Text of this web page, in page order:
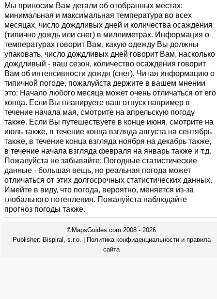
Мы приносим Вам детали об отобранных местах:
минимальная и максимальная температура во всех
месяцах, число дождливых дней и количества осаждения
(типично дождь или снег) в миллиметрах. Информация о
температурах говорит Вам, какую одежду Вы должны
упаковать, число дождливых дней говорит Вам, насколько
дождливый - ваш сезон, количество осаждения говорит
Вам об интенсивности дождя (снег). Читая информацию о
типичной погоде, пожалуйста держите в вашем мнении
это: Начало любого месяца может очень отличаться от его
конца. Если Вы планируете ваш отпуск например в
течение начала мая, смотрите на апрельскую погоду
также. Если Вы путешествуете в конце июня, смотрите на
июль также, в течение конца взгляда августа на сентябрь
также, в течение конца взгляда ноября на декабрь также,
в течение начала взгляда февраля на январь также и т.д.
Пожалуйста не забывайте: Погодные статистические
данные - большая вещь, но реальная погода может
отличаться от этих долгосрочных статистических данных.
Имейте в виду, что погода, вероятно, меняется из-за
глобального потепления. Пожалуйста наблюдайте
прогноз погоды также.
©MapsGuides.com 2008 - 2026
Publisher: Bispiral, s.r.o.
Политика конфиденциальности и правила
сайта